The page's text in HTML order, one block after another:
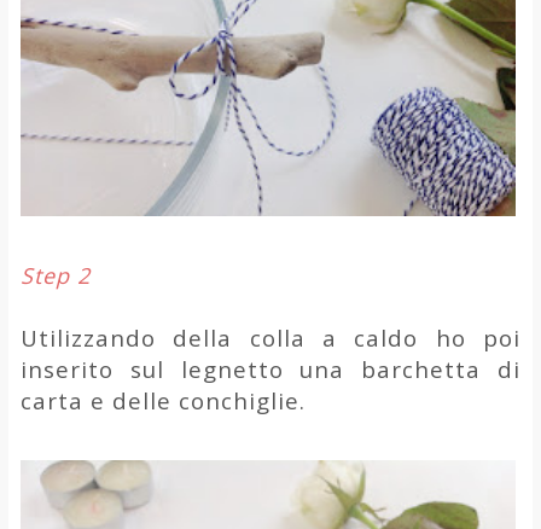
Step 2
Utilizzando della colla a caldo ho poi
inserito sul legnetto una barchetta di
carta e delle conchiglie.